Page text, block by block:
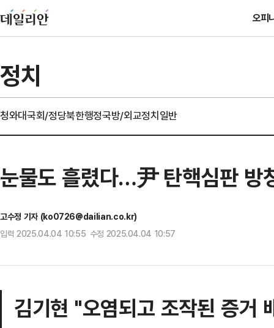
오피
정치
청와대국회/정당북한행정국방/외교정치일반
눈물도 흘렸다…尹 탄핵심판 방
고수정 기자 (ko0726@dailian.co.kr)
입력 2025.04.04 10:55 수정 2025.04.04 10:57
김기현 "오염되고 조작된 증거